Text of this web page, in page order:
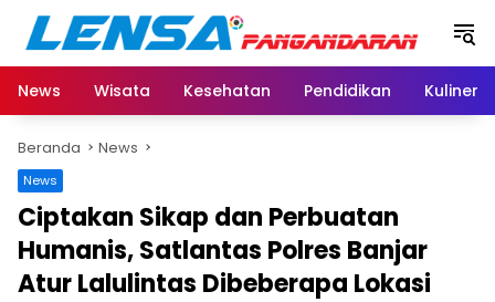
Langsung
konten
News
Wisata Kesehatan Pendidikan Kuliner
Beranda News
News
Ciptakan Sikap dan Perbuatan
Humanis, Satlantas Polres Banjar
Atur Lalulintas Dibeberapa Lokasi